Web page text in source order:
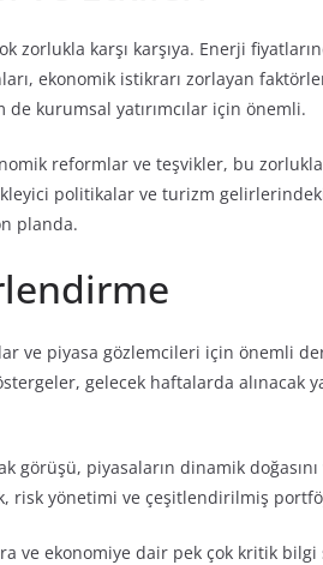
zorlukla karşı karşıya. Enerji
ekonomik istikrarı zorlayan
kurumsal yatırımcılar için önemli.
reformlar ve teşvikler, bu
politikalar ve turizm
planda.
ve piyasa gözlemcileri için önemli
gelecek haftalarda alınacak
görüşü, piyasaların dinamik
risk yönetimi ve çeşitlendirilmiş
ve ekonomiye dair pek çok kritik bilgi